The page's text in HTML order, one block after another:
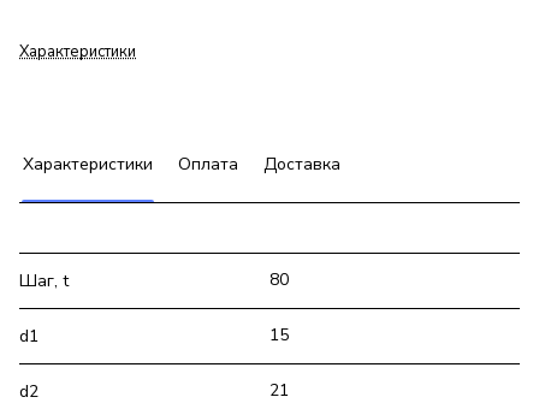
Характеристики
Характеристики Оплата Доставка
Шаг, t 80
d1 15
d2 21